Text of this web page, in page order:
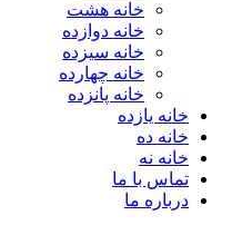
خانه هشت
خانه دوازده
خانه سیزده
خانه چهارده
خانه پانزده
خانه یازده
خانه ده
خانه نه
تماس با ما
درباره ما